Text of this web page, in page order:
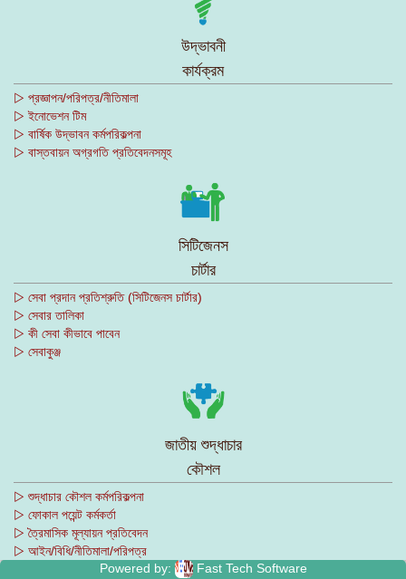
উদ্ভাবনী
কার্যক্রম
▷ প্রজ্ঞাপন/পরিপত্র/নীতিমালা
▷ ইনোভেশন টিম
▷ বার্ষিক উদ্ভাবন কর্মপরিকল্পনা
▷ বাস্তবায়ন অগ্রগতি প্রতিবেদনসমূহ
সিটিজেনস
চার্টার
▷ সেবা প্রদান প্রতিশ্রুতি (সিটিজেনস চার্টার)
▷ সেবার তালিকা
▷ কী সেবা কীভাবে পাবেন
▷ সেবাকুঞ্জ
জাতীয় শুদ্ধাচার
কৌশল
▷ শুদ্ধাচার কৌশল কর্মপরিকল্পনা
▷ ফোকাল পয়েন্ট কর্মকর্তা
▷ ত্রৈমাসিক মূল্যায়ন প্রতিবেদন
▷ আইন/বিধি/নীতিমালা/পরিপত্র
Powered by:
Fast Tech Software